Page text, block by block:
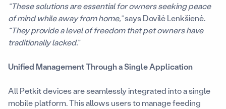
“These solutions are essential for owners seeking peace
of mind while away from home,”says Dovilė Lenkšienė.
“They provide a level of freedom that pet owners have
traditionally lacked.”
Unified Management Through a Single Application
All Petkit devices are seamlessly integrated into a single
mobile platform. This allows users to manage feeding